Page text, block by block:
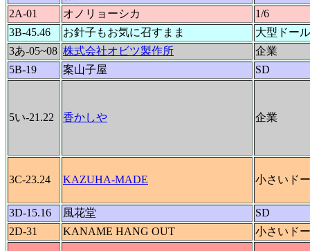
2A-01
オノリョーシカ
1/6
3B-45.46
お針子もお気に召すまま
大型ドール
3あ-05~08 株式会社オビツ製作所
企業
5B-19
案山子屋 SD
5い-21.22 香かしや 企業
3C-23.24 KAZUHA-MADE 小さいド
3D-15.16 風花堂
SD
2D-31
KANAME HANG OUT 小さいド